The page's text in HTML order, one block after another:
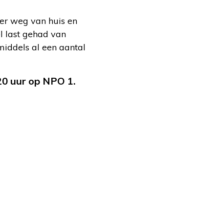
weg van huis en
last gehad van
al een aantal
uur op NPO 1.